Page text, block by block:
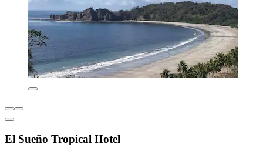
El Sueño Tropical Hotel